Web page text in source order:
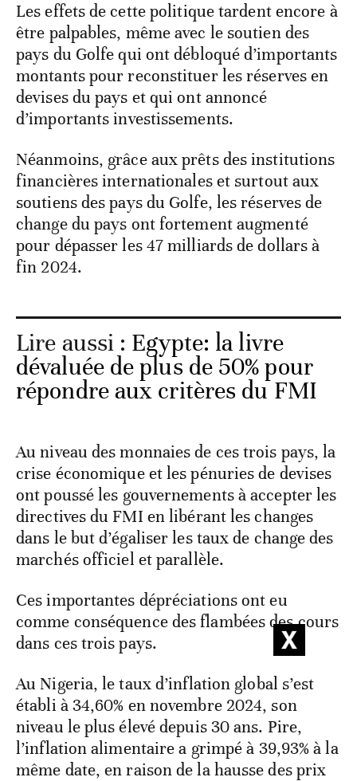
Les effets de cette politique tardent encore à
être palpables, même avec le soutien des
pays du Golfe qui ont débloqué d’importants
montants pour reconstituer les réserves en
devises du pays et qui ont annoncé
d’importants investissements.
Néanmoins, grâce aux prêts des institutions
financières internationales et surtout aux
soutiens des pays du Golfe, les réserves de
change du pays ont fortement augmenté
pour dépasser les 47 milliards de dollars à
fin 2024.
Lire aussi : Egypte: la livre
dévaluée de plus de 50% pour
répondre aux critères du FMI
Au niveau des monnaies de ces trois pays, la
crise économique et les pénuries de devises
ont poussé les gouvernements à accepter les
directives du FMI en libérant les changes
dans le but d’égaliser les taux de change des
marchés officiel et parallèle.
Ces importantes dépréciations ont eu
comme conséquence des flambées des cours
dans ces trois pays.
Au Nigeria, le taux d’inflation global s’est
établi à 34,60% en novembre 2024, son
niveau le plus élevé depuis 30 ans. Pire,
l’inflation alimentaire a grimpé à 39,93% à la
même date, en raison de la hausse des prix